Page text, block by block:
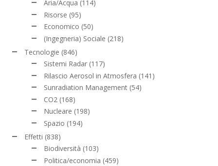
Aria/Acqua (114)
Risorse (95)
Economico (50)
(Ingegneria) Sociale (218)
Tecnologie (846)
Sistemi Radar (117)
Rilascio Aerosol in Atmosfera (141)
Sunradiation Management (54)
CO2 (168)
Nucleare (198)
Spazio (194)
Effetti (838)
Biodiversità (103)
Politica/economia (459)